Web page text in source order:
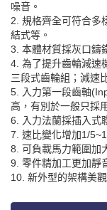
噪音。
2. 規格齊全可符合多
結式等。
3. 本體材質採灰口鑄
4. 為了提升齒輪減速
三段式齒輪組；減速
5. 入力第一段齒軸
高，有別於一般只採
6. 入力法蘭採插入式
7. 速比變化增加1/
8. 可負載馬力範圍加
9. 零件精加工更加靜
10. 新外型的架構美